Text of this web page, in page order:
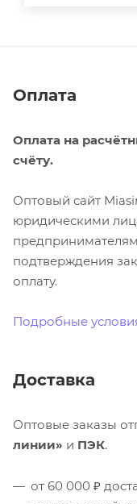
Оплата
Оплата на
счёту.
Оптовый сайт
юридическими
подтверждения
оплату.
Подробные
Доставка
Оптовые заказы
линии» и ПЭК.
от 60 000 ₽